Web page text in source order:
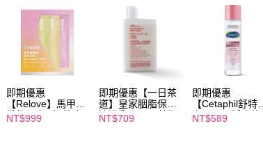
即期優惠
【Relove】馬甲纖
纖飲24包/盒-綜合
口味(效期2027-
NT$999
即期優惠【一日茶
道】皇家胭脂保濕
沐浴乳600ml 效期
2027/2/19
NT$709
即期優惠
【Cetaphil舒特
膚】BHR淨白煥
化妝水 150mL 效
NT$589